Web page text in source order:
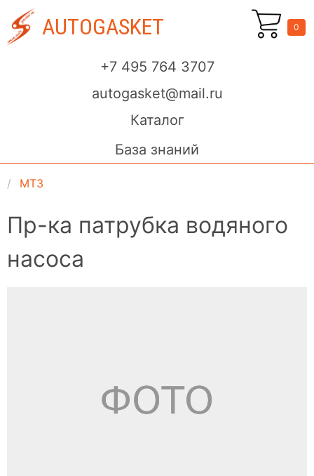
AUTOGASKET
+7 495 764 3707
autogasket@mail.ru
Каталог
База знаний
0
МТЗ
Пр-ка патрубка водяного
насоса